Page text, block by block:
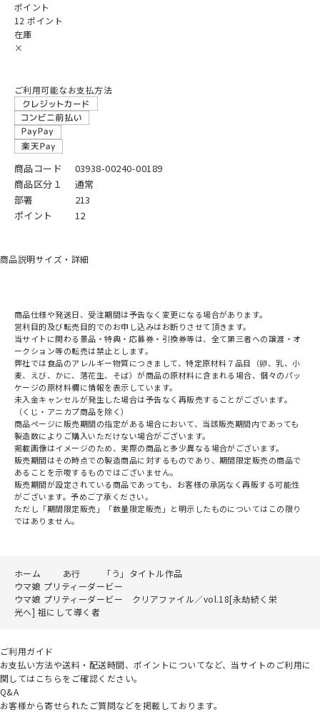
ポイント
12 ポイント
在庫
×
ご利用可能なお支払方法
商品コード
03938-00240-00189
商品区分１
通常
部署
213
ポイント
12
商品説明サイズ・詳細
商品仕様や発送日、受注期間は予告なく変更になる場合があります。
営利目的及び転売目的でのお申し込みはお断りさせて頂きます。
当サイトに関わる景品・特典・応募券・引換券等は、全て第三者への譲渡・オ
ークション等の転売は禁止とします。
弊社では食品のアレルギー物質につきまして、特定原材料７品目（卵、乳、小
麦、えび、かに、落花生、そば）が商品の原材料に含まれる場合、個々のパッ
ケージの原材料欄に情報を表示しています。
未入金キャンセルが発生した場合は予告なく再販売することがございます。
（くじ・アニカプ商品を除く）
商品ページに販売期間の指定がある場合において、当該販売期間内であっても
製造数によりご購入いただけない場合がございます。
掲載画像はイメージのため、実際の商品と多少異なる場合がございます。
販売期間はその時点での製造商品に対するものであり、期間限定販売の商品で
あることを示唆するものではございません。
販売期間が設定されている商品であっても、お客様の承諾なく再販する可能性
がございます。予めご了承ください。
ただし「期間限定販売」「数量限定販売」と明示したものについてはこの限り
ではありません。
ホーム あ行
「う」タイトル作品
ウマ娘 プリティーダービー
ウマ娘 プリティーダービー クリアファイル／vol.18[永劫続く栄
光へ] 祖にして導く者
ご利用ガイド
お支払い方法や送料・配送時間、ポイントについてなど、当サイトのご利用に
関してはこちらをご確認ください。
Q&A
お客様から寄せられたご質問などを掲載しております。